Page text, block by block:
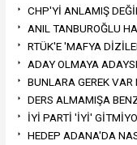
CHP'Yİ ANLAMIŞ
ANIL TANBUROĞLU
RTÜK'E 'MAFYA
ADAY OLMAYA
BUNLARA GEREK VAR
DERS ALMAMIŞA
İYİ PARTİ 'İYİ'
HEDEP ADANA'DA